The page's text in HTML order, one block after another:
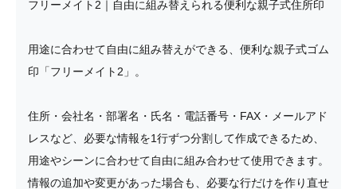
フリーメイト2｜自由に組み替えられる便利な親子式住所印
用途に合わせて自由に組み替えができる、便利な親子式ゴム
印「フリーメイト2」。
住所・会社名・部署名・氏名・電話番号・FAX・メールアド
レスなど、必要な情報を1行ずつ分割して作成できるため、
用途やシーンに合わせて自由に組み合わせて使用できます。
情報の追加や変更があった場合も、必要な行だけを作り直せ